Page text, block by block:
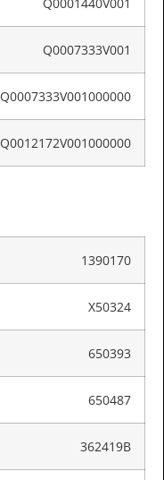
Q0001440V001
Q0007333V001
Q0007333V001000000
Q0012172V001000000
1390170
X50324
650393
650487
362419B